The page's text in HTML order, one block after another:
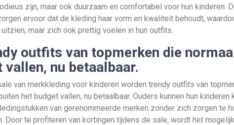
zijn, maar ook duurzaam en comfortabel voor hun kinderen.
ervoor dat de kleding haar vorm en kwaliteit behoudt,
maar zich ook prettig voelen in hun outfits.
outfits van topmerken die
vallen, nu betaalbaar.
van merkkleding voor kinderen worden trendy outfits van
het budget vallen, nu betaalbaar. Ouders kunnen hun
van gerenommeerde merken zonder zich zorgen te
Door te profiteren van kortingen tijdens de sale, wordt het